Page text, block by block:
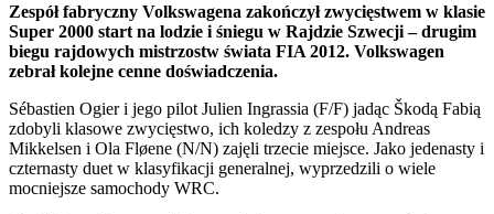
Zespół fabryczny Volkswagena zakończył zwycięstwem w klasie
Super 2000 start na lodzie i śniegu w Rajdzie Szwecji – drugim
biegu rajdowych mistrzostw świata FIA 2012. Volkswagen
zebrał kolejne cenne doświadczenia.
Sébastien Ogier i jego pilot Julien Ingrassia (F/F) jadąc Škodą Fabią
zdobyli klasowe zwycięstwo, ich koledzy z zespołu Andreas
Mikkelsen i Ola Fløene (N/N) zajęli trzecie miejsce. Jako jedenasty i
czternasty duet w klasyfikacji generalnej, wyprzedzili o wiele
mocniejsze samochody WRC.